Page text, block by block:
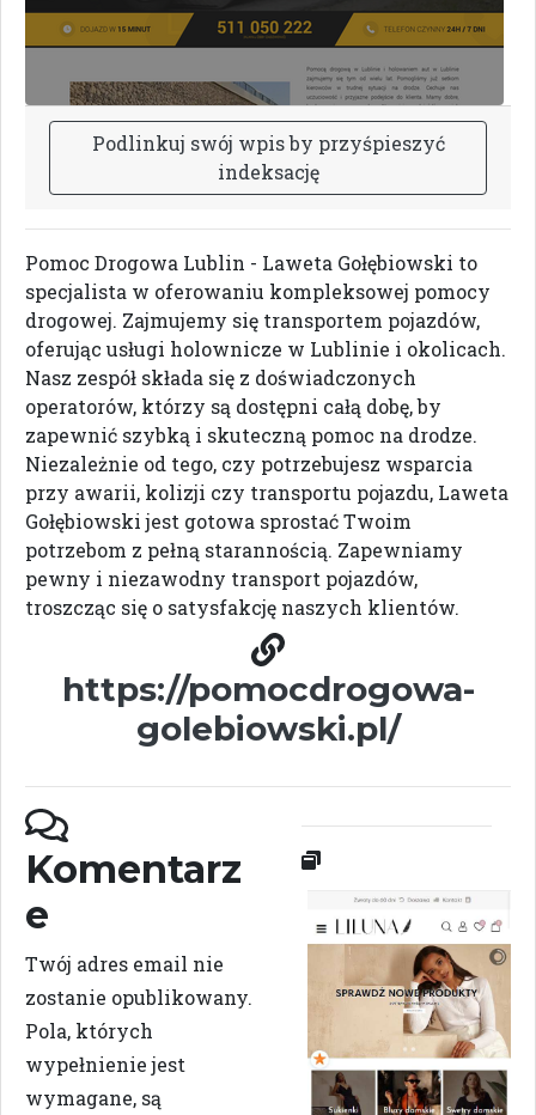
Podlinkuj swój wpisby przyśpieszyć
indeksację
Pomoc Drogowa Lublin - Laweta Gołębiowski to
specjalista w oferowaniu kompleksowej pomocy
drogowej. Zajmujemy się transportem pojazdów,
oferując usługi holownicze w Lublinie i okolicach.
Nasz zespół składa się z doświadczonych
operatorów, którzy są dostępni całą dobę, by
zapewnić szybką i skuteczną pomoc na drodze.
Niezależnie od tego, czy potrzebujesz wsparcia
przy awarii, kolizji czy transportu pojazdu, Laweta
Gołębiowski jest gotowa sprostać Twoim
potrzebom z pełną starannością. Zapewniamy
pewny i niezawodny transport pojazdów,
troszcząc się o satysfakcję naszych klientów.
https://pomocdrogowa-
golebiowski.pl/
Komentarz
e
Twój adres email nie
zostanie opublikowany.
Pola, których
wypełnienie jest
wymagane, są